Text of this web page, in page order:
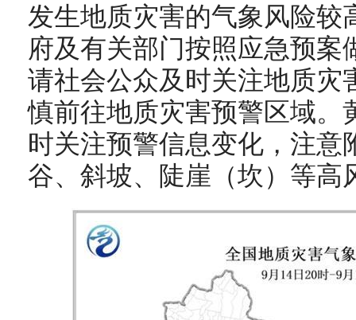
发生地质灾害的气象风险较
府及有关部门按照应急预案
请社会公众及时关注地质灾
慎前往地质灾害预警区域。
时关注预警信息变化，注意
谷、斜坡、陡崖（坎）等高